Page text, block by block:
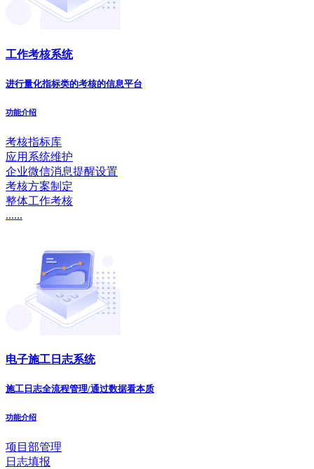
工作考核系统
进行量化指标类的考核的信息平台
功能介绍
考核指标库
应用系统维护
企业微信消息提醒设置
考核方案制定
整体工作考核
......
电子施工日志系统
施工日志全流程管理/通过数据看本质
功能介绍
项目部管理
日志填报